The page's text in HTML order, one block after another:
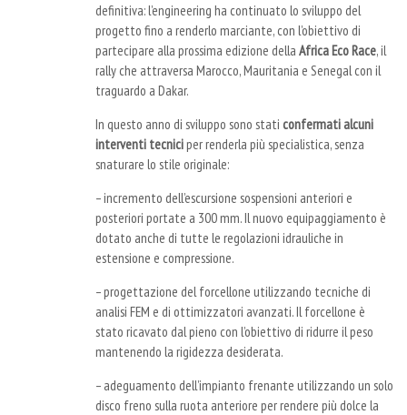
definitiva: l’engineering ha continuato lo sviluppo del
progetto fino a renderlo marciante, con l’obiettivo di
partecipare alla prossima edizione della Africa Eco Race, il
rally che attraversa Marocco, Mauritania e Senegal con il
traguardo a Dakar.
In questo anno di sviluppo sono stati confermati alcuni
interventi tecniciper renderla più specialistica, senza
snaturare lo stile originale:
–incremento dell’escursione sospensioni anteriori e
posteriori portate a 300 mm. Il nuovo equipaggiamento è
dotato anche di tutte le regolazioni idrauliche in
estensione e compressione.
–progettazione del forcellone utilizzando tecniche di
analisi FEM e di ottimizzatori avanzati. Il forcellone è
stato ricavato dal pieno con l’obiettivo di ridurre il peso
mantenendo la rigidezza desiderata.
– adeguamento dell’impianto frenante utilizzando un solo
disco freno sulla ruota anteriore per rendere più dolce la